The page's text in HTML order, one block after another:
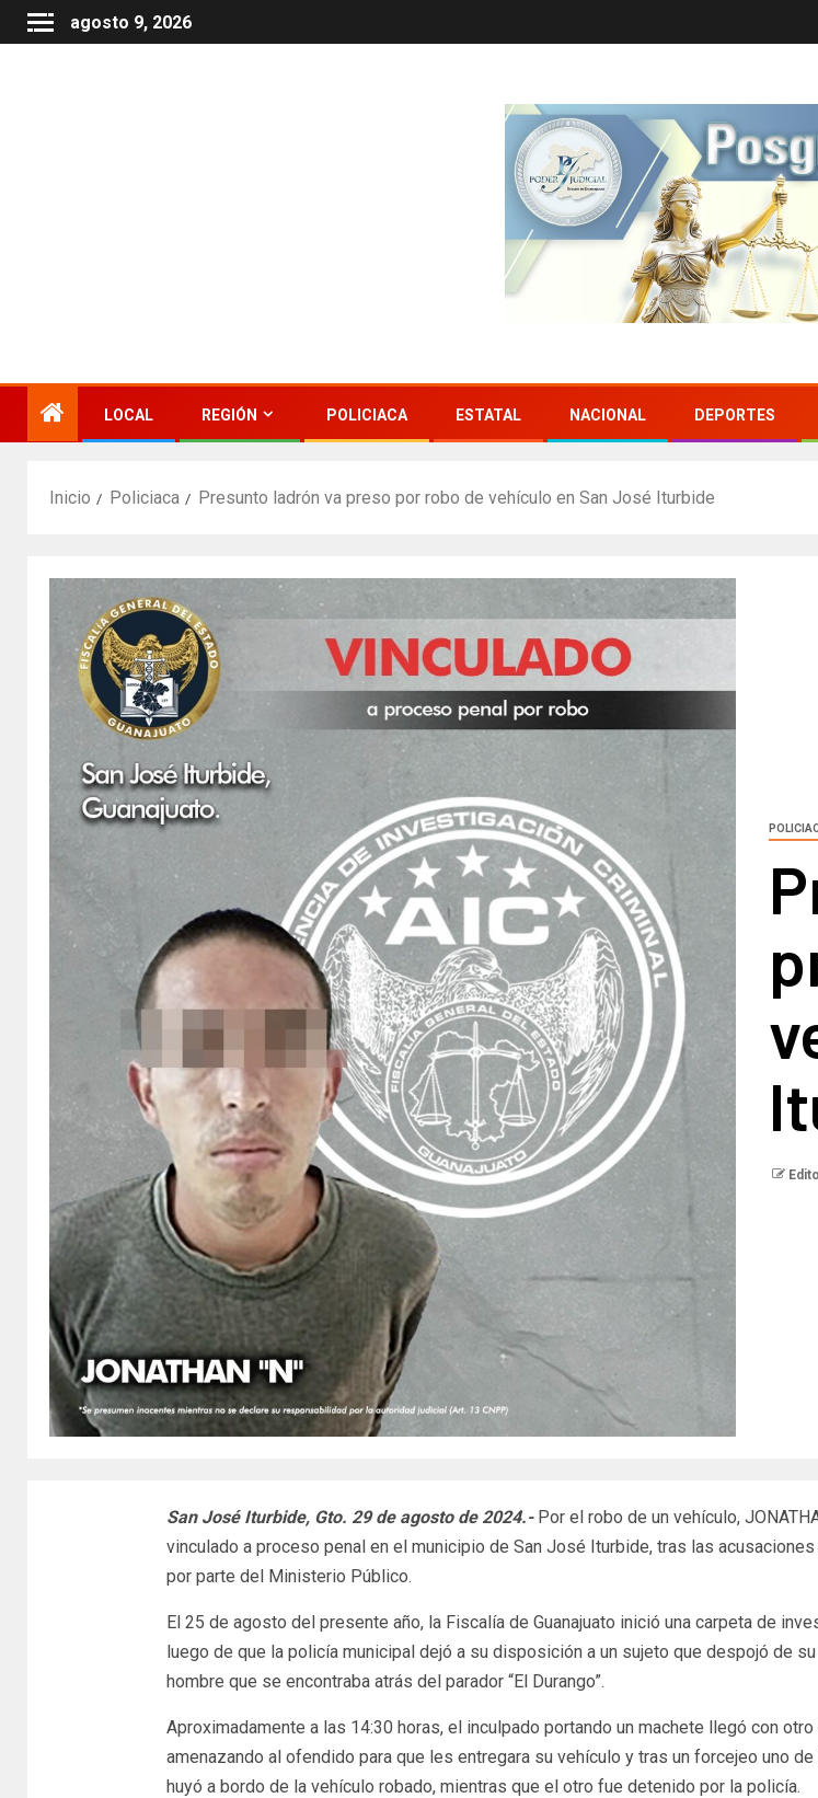
agosto 9, 2026
LOCAL REGIÓN POLICIACA ESTATAL NACIONAL DEPORTES
Inicio Policiaca Presunto ladrón va preso por robo de vehículo en San José Iturbide
San José Iturbide, Gto. 29 de agosto de 2024.-Por el robo de un vehículo,
vinculado a proceso penal en el municipio de San José Iturbide, tras las
por parte del Ministerio Público.
El 25 de agosto del presente año, la Fiscalía de Guanajuato inició una carpeta de
luego de que la policía municipal dejó a su disposición a un sujeto que despojó de su
hombre que se encontraba atrás del parador “El Durango”.
Aproximadamente a las 14:30 horas, el inculpado portando un machete llegó con
amenazando al ofendido para que les entregara su vehículo y tras un forcejeo uno
huyó a bordo de la vehículo robado, mientras que el otro fue detenido por la policía.